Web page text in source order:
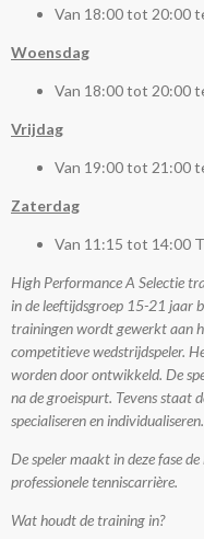
Van 18:00 tot 20:00
Woensdag
Van 18:00 tot 20:00
Vrijdag
Van 19:00 tot 21:00
Zaterdag
Van 11:15 tot 14:00
High Performance A Selectie
in de leeftijdsgroep 15-21 jaar
trainingen wordt gewerkt aan
competitieve wedstrijdspeler.
worden door ontwikkeld. De
na de groeispurt. Tevens staat
specialiseren en individualiseren.
De speler maakt in deze fase
professionele tenniscarrière.
Wat houdt de training in?